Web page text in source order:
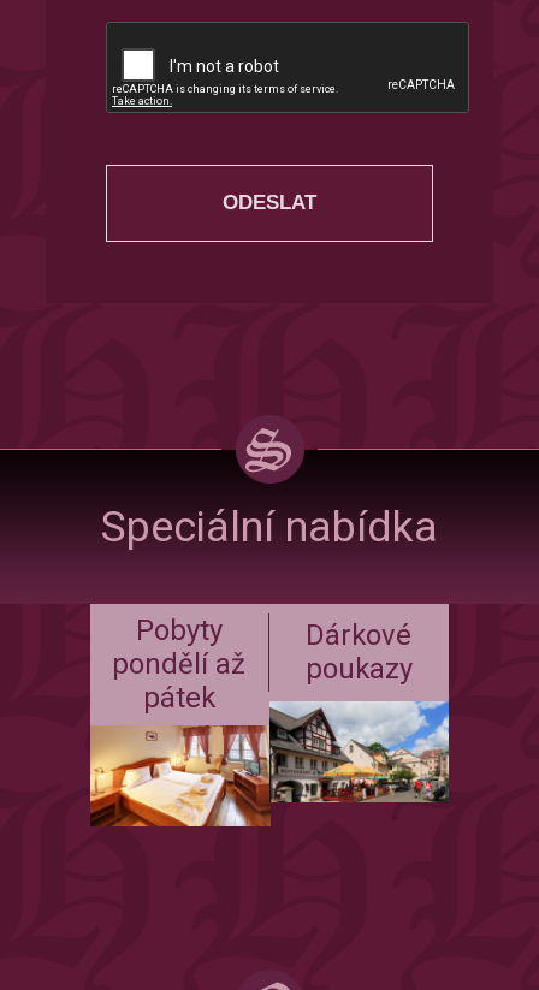
Speciální nabídka
Pobyty
pondělí až
pátek
Dárkové
poukazy